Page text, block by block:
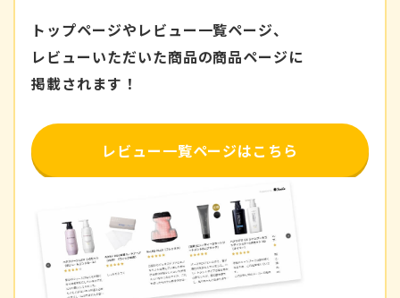
トップページやレビュー一覧ページ、
レビューいただいた商品の商品ページに
掲載されます！
レビュー一覧ページはこちら